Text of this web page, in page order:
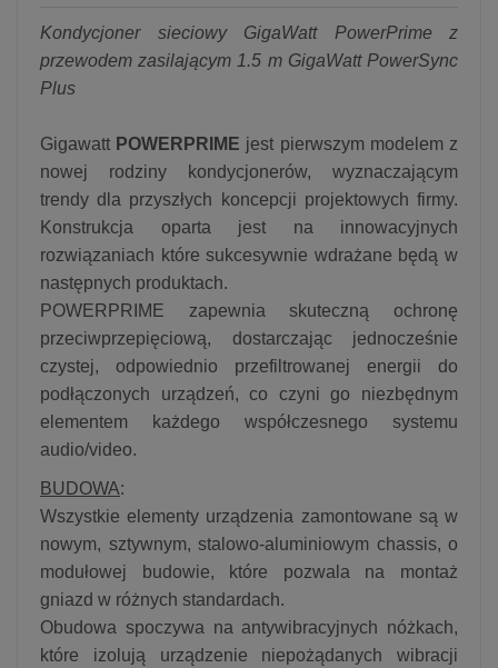
Kondycjoner sieciowy GigaWatt PowerPrime z
przewodem zasilającym 1.5 m GigaWatt PowerSync
Plus
Gigawatt POWERPRIME jest pierwszym modelem z
nowej rodziny kondycjonerów, wyznaczającym
trendy dla przyszłych koncepcji projektowych firmy.
Konstrukcja oparta jest na innowacyjnych
rozwiązaniach które sukcesywnie wdrażane będą w
następnych produktach.
POWERPRIME zapewnia skuteczną ochronę
przeciwprzepięciową, dostarczając jednocześnie
czystej, odpowiednio przefiltrowanej energii do
podłączonych urządzeń, co czyni go niezbędnym
elementem każdego współczesnego systemu
audio/video.
BUDOWA:
Wszystkie elementy urządzenia zamontowane są w
nowym, sztywnym, stalowo-aluminiowym chassis, o
modułowej budowie, które pozwala na montaż
gniazd w różnych standardach.
Obudowa spoczywa na antywibracyjnych nóżkach,
które izolują urządzenie niepożądanych wibracji